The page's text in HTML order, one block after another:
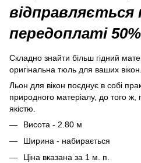
відправляється
передоплаті 50%
Складно знайти більш гідний
оригінальна тюль для ваших вікон.
Льон для вікон поєднує в собі
природного матеріалу, до того ж,
якістю.
Висота - 2.80 м
Ширина - набирається
Ціна вказана за 1 м. п.